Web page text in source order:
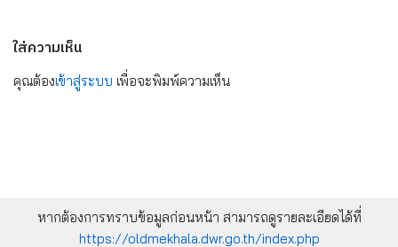
ใส่ความเห็น
คุณต้องเข้าสู่ระบบ เพื่อจะพิมพ์ความเห็น
หากต้องการทราบข้อมูลก่อนหน้า สามารถดูรายละเอียดได้ที่
https://oldmekhala.dwr.go.th/index.php